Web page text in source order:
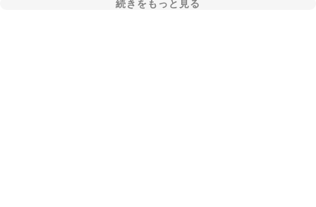
続きをもっと見る